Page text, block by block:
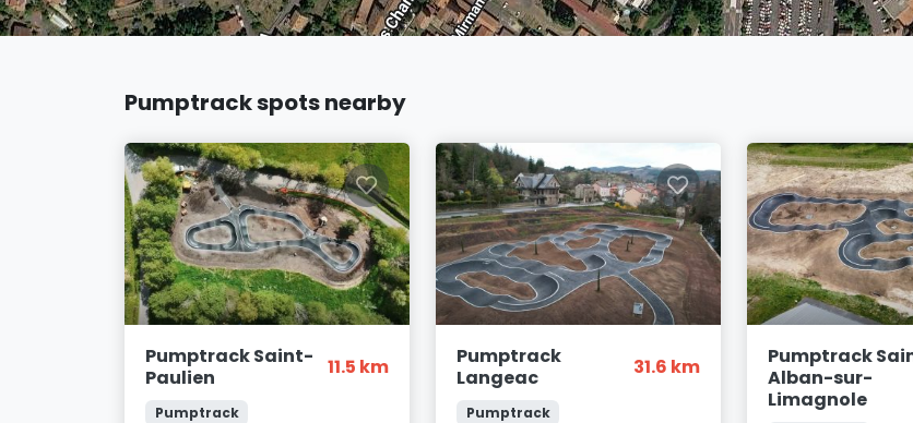
Pumptrack spots nearby
Pumptrack Saint-
Paulien
11.5 km
Pumptrack
Pumptrack
Langeac
31.6 km
Pumptrack
Pumptrack
Alban-sur-
Limagnole